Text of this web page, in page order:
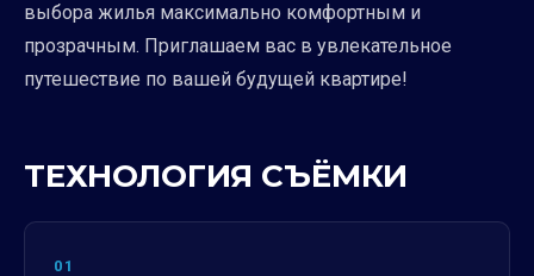
выбора жилья максимально комфортным и
прозрачным. Приглашаем вас в увлекательное
путешествие по вашей будущей квартире!
ТЕХНОЛОГИЯ СЪЁМКИ
01